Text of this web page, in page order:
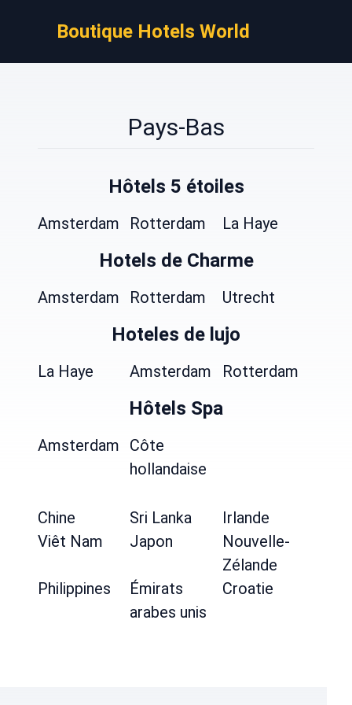
Boutique Hotels World
Pays-Bas
Hôtels 5 étoiles
Amsterdam Rotterdam La Haye
Hotels de Charme
Amsterdam Rotterdam Utrecht
Hoteles de lujo
La Haye Amsterdam Rotterdam
Hôtels Spa
Amsterdam
Côte
hollandaise
Chine Sri Lanka
Irlande
Viêt Nam
Japon
Nouvelle-
Zélande
Philippines
Émirats
arabes unis
Croatie